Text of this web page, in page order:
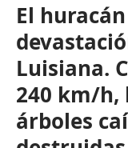
El
Luisiana.
240 km/h,
árboles